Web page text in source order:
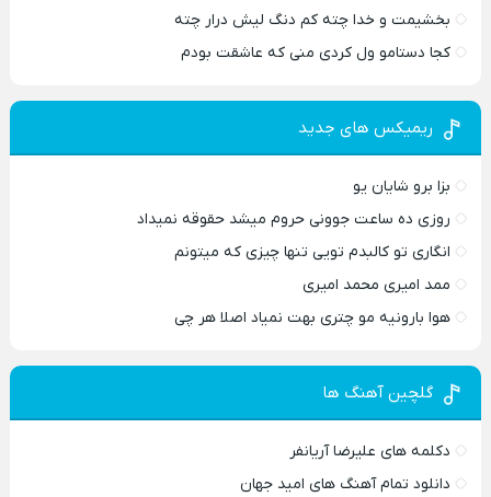
بخشیمت و خدا چته کم دنگ لیش درار چته
کجا دستامو ول کردی منی که عاشقت بودم
ریمیکس های جدید
بزا برو شایان یو
روزی ده ساعت جوونی حروم میشد حقوقه نمیداد
انگاری تو کالبدم تویی تنها چیزی که میتونم
ممد امیری محمد امیری
هوا بارونیه مو چتری بهت نمیاد اصلا هر چی
گلچین آهنگ ها
دکلمه های علیرضا آریانفر
دانلود تمام آهنگ های امید جهان